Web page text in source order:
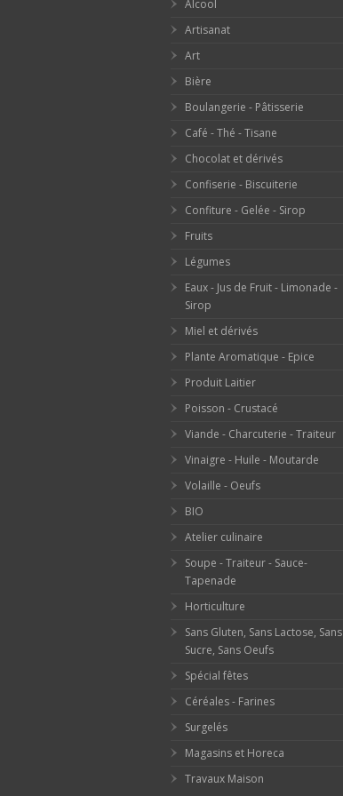
Alcool
Artisanat
Art
Bière
Boulangerie - Pâtisserie
Café - Thé - Tisane
Chocolat et dérivés
Confiserie - Biscuiterie
Confiture - Gelée - Sirop
Fruits
Légumes
Eaux - Jus de Fruit - Limonade -
Sirop
Miel et dérivés
Plante Aromatique - Epice
Produit Laitier
Poisson - Crustacé
Viande - Charcuterie - Traiteur
Vinaigre - Huile - Moutarde
Volaille - Oeufs
BIO
Atelier culinaire
Soupe - Traiteur - Sauce-
Tapenade
Horticulture
Sans Gluten, Sans Lactose, Sans
Sucre, Sans Oeufs
Spécial fêtes
Céréales - Farines
Surgelés
Magasins et Horeca
Travaux Maison